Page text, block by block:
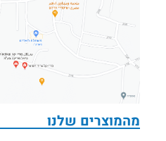
מהמוצרים שלנו